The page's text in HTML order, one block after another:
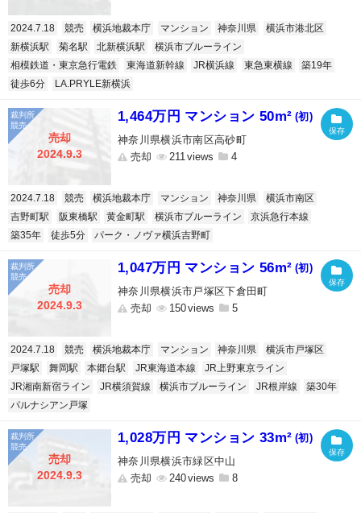
2024.7.18 競売 横浜地裁本庁 マンション 神奈川県
横浜市港北区
新横浜駅
菊名駅 北新横浜駅
横浜市ブルーライン
相模鉄道・東京急行電鉄
東海道新幹線 JR横浜線 東急東横線
築19年
徒歩6分
LA.PRYLE新横浜
売却
2024.9.3
1,464万円 マンション 50m² (初)
神奈川県横浜市南区高砂町
売却
211 4
2024.7.18 競売 横浜地裁本庁 マンション 神奈川県
横浜市南区
吉野町駅
阪東橋駅 黄金町駅 横浜市ブルーライン
京浜急行本線
築35年
徒歩5分 パーク・ノヴァ横浜吉野町
売却
2024.9.3
1,047万円 マンション 56m² (初)
神奈川県横浜市戸塚区下倉田町
売却
150 5
2024.7.18 競売 横浜地裁本庁 マンション 神奈川県
横浜市戸塚区
戸塚駅
舞岡駅 本郷台駅 JR東海道本線
JR上野東京ライン
JR湘南新宿ライン
JR横須賀線 横浜市ブルーライン JR根岸線
築30年
パルナシアン戸塚
売却
2024.9.3
1,028万円 マンション 33m² (初)
神奈川県横浜市緑区中山
売却
240 8